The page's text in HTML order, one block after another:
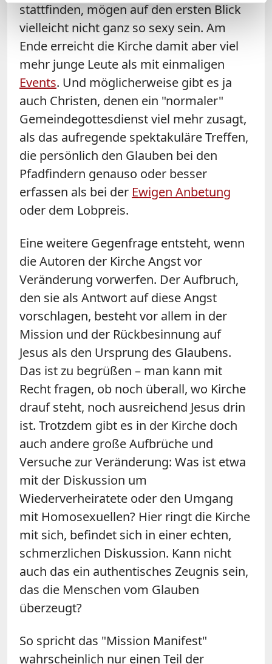
stattfinden, mögen auf den ersten Blick
vielleicht nicht ganz so sexy sein. Am
Ende erreicht die Kirche damit aber viel
mehr junge Leute als mit einmaligen
Events. Und möglicherweise gibt es ja
auch Christen, denen ein "normaler"
Gemeindegottesdienst viel mehr zusagt,
als das aufregende spektakuläre Treffen,
die persönlich den Glauben bei den
Pfadfindern genauso oder besser
erfassen als bei der Ewigen Anbetung
oder dem Lobpreis.
Eine weitere Gegenfrage entsteht, wenn
die Autoren der Kirche Angst vor
Veränderung vorwerfen. Der Aufbruch,
den sie als Antwort auf diese Angst
vorschlagen, besteht vor allem in der
Mission und der Rückbesinnung auf
Jesus als den Ursprung des Glaubens.
Das ist zu begrüßen – man kann mit
Recht fragen, ob noch überall, wo Kirche
drauf steht, noch ausreichend Jesus drin
ist. Trotzdem gibt es in der Kirche doch
auch andere große Aufbrüche und
Versuche zur Veränderung: Was ist etwa
mit der Diskussion um
Wiederverheiratete oder den Umgang
mit Homosexuellen? Hier ringt die Kirche
mit sich, befindet sich in einer echten,
schmerzlichen Diskussion. Kann nicht
auch das ein authentisches Zeugnis sein,
das die Menschen vom Glauben
überzeugt?
So spricht das "Mission Manifest"
wahrscheinlich nur einen Teil der